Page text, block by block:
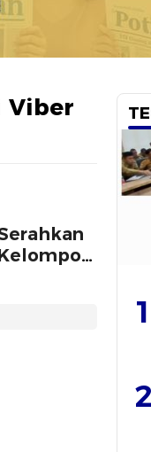
Viber
1
2